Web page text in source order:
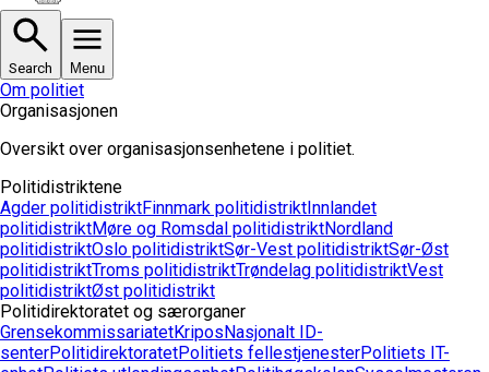
Search Menu
Om politiet
Organisasjonen
Oversikt over organisasjonsenhetene i politiet.
Politidistriktene
Agder politidistriktFinnmark politidistriktInnlandet
politidistriktMøre og Romsdal politidistriktNordland
politidistriktOslo politidistriktSør-Vest politidistriktSør-Øst
politidistriktTroms politidistriktTrøndelag politidistriktVest
politidistriktØst politidistrikt
Politidirektoratet og særorganer
GrensekommissariatetKriposNasjonalt ID-
senterPolitidirektoratetPolitiets fellestjenesterPolitiets IT-